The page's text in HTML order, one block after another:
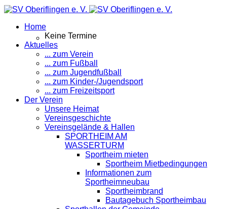
Home
Keine Termine
Aktuelles
... zum Verein
... zum Fußball
... zum Jugendfußball
... zum Kinder-/Jugendsport
... zum Freizeitsport
Der Verein
Unsere Heimat
Vereinsgeschichte
Vereinsgelände & Hallen
SPORTHEIM AM
WASSERTURM
Sportheim mieten
Sportheim Mietbedingungen
Informationen zum
Sportheimneubau
Sportheimbrand
Bautagebuch Sportheimbau